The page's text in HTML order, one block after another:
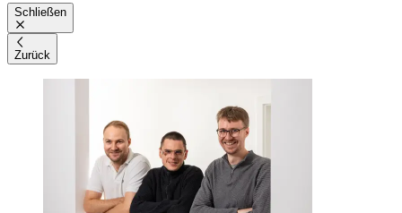
Schließen
Zurück